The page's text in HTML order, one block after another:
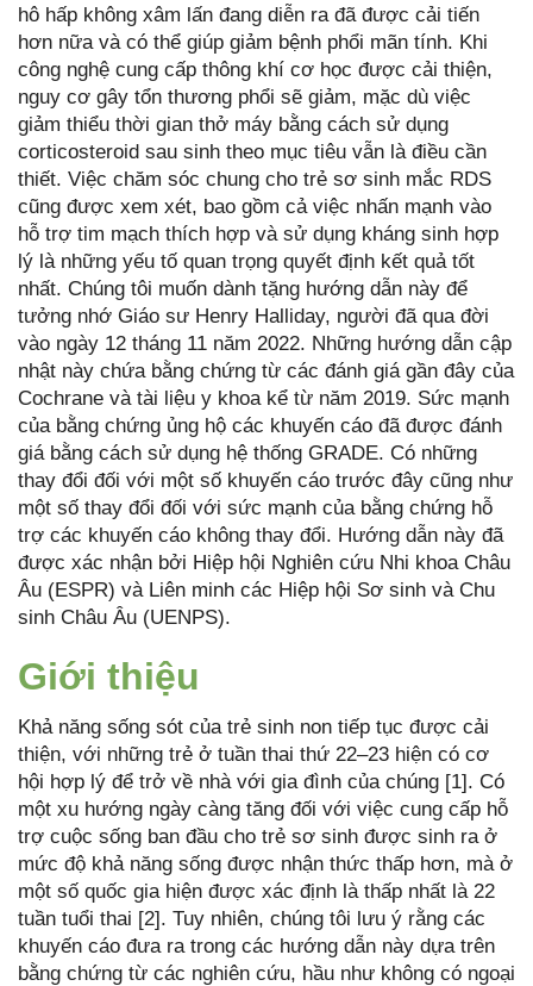
hô hấp không xâm lấn đang diễn ra đã được cải tiến
hơn nữa và có thể giúp giảm bệnh phổi mãn tính. Khi
công nghệ cung cấp thông khí cơ học được cải thiện,
nguy cơ gây tổn thương phổi sẽ giảm, mặc dù việc
giảm thiểu thời gian thở máy bằng cách sử dụng
corticosteroid sau sinh theo mục tiêu vẫn là điều cần
thiết. Việc chăm sóc chung cho trẻ sơ sinh mắc RDS
cũng được xem xét, bao gồm cả việc nhấn mạnh vào
hỗ trợ tim mạch thích hợp và sử dụng kháng sinh hợp
lý là những yếu tố quan trọng quyết định kết quả tốt
nhất. Chúng tôi muốn dành tặng hướng dẫn này để
tưởng nhớ Giáo sư Henry Halliday, người đã qua đời
vào ngày 12 tháng 11 năm 2022. Những hướng dẫn cập
nhật này chứa bằng chứng từ các đánh giá gần đây của
Cochrane và tài liệu y khoa kể từ năm 2019. Sức mạnh
của bằng chứng ủng hộ các khuyến cáo đã được đánh
giá bằng cách sử dụng hệ thống GRADE. Có những
thay đổi đối với một số khuyến cáo trước đây cũng như
một số thay đổi đối với sức mạnh của bằng chứng hỗ
trợ các khuyến cáo không thay đổi. Hướng dẫn này đã
được xác nhận bởi Hiệp hội Nghiên cứu Nhi khoa Châu
Âu (ESPR) và Liên minh các Hiệp hội Sơ sinh và Chu
sinh Châu Âu (UENPS).
Giới thiệu
Khả năng sống sót của trẻ sinh non tiếp tục được cải
thiện, với những trẻ ở tuần thai thứ 22–23 hiện có cơ
hội hợp lý để trở về nhà với gia đình của chúng [1]. Có
một xu hướng ngày càng tăng đối với việc cung cấp hỗ
trợ cuộc sống ban đầu cho trẻ sơ sinh được sinh ra ở
mức độ khả năng sống được nhận thức thấp hơn, mà ở
một số quốc gia hiện được xác định là thấp nhất là 22
tuần tuổi thai [2]. Tuy nhiên, chúng tôi lưu ý rằng các
khuyến cáo đưa ra trong các hướng dẫn này dựa trên
bằng chứng từ các nghiên cứu, hầu như không có ngoại